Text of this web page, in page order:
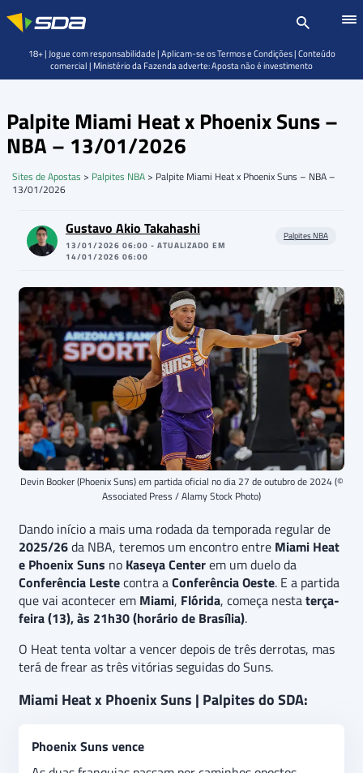
Palpite Miami Heat x Phoenix Suns –
NBA – 13/01/2026
Sites de Apostas > Palpites NBA > Palpite Miami Heat x Phoenix Suns – NBA –
13/01/2026
Gustavo Akio Takahashi
13/01/2026 06:00 - ATUALIZADO EM
14/01/2026 06:00
Palpites NBA
Devin Booker (Phoenix Suns) em partida oficial no dia 27 de outubro de 2024 (©
Associated Press / Alamy Stock Photo)
Dando início a mais uma rodada da temporada regular de
2025/26da NBA, teremos um encontro entre Miami Heat
e Phoenix Suns no Kaseya Centerem um duelo da
Conferência Lestecontra aConferência Oeste. E a partida
que vai acontecer em Miami, Flórida, começa nestaterça-
feira (13), às 21h30 (horário de Brasília).
O Heat tenta voltar a vencer depois de três derrotas, mas
terá de frear as três vitórias seguidas do Suns.
Miami Heat x Phoenix Suns | Palpites do SDA:
Phoenix Suns vence
18+ | Jogue com responsabilidade | Aplicam-se os Termos e Condições | Conteúdo
comercial | Ministério da Fazenda adverte: Aposta não é investimento